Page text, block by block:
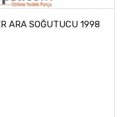
ARA SOĞUTUCU 1998